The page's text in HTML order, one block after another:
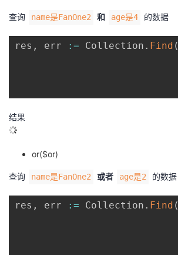
查询 name是FanOne2 和 age是4 的数据
res , err := Collection . Find (
结果
or($or)
查询 name是FanOne2 或者 age是2 的数据
res , err := Collection . Find (